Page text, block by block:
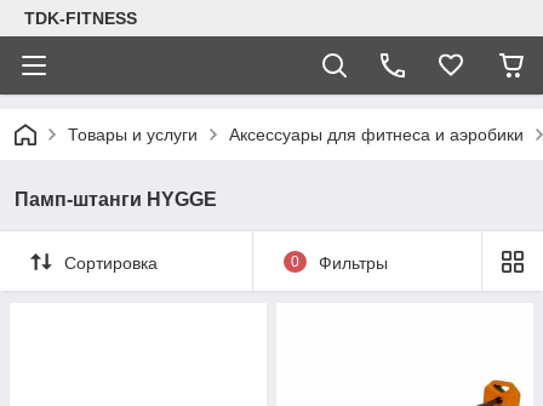
TDK-FITNESS
Товары и услуги Аксессуары для фитнеса и аэробики
Памп-штанги HYGGE
Сортировка 0 Фильтры